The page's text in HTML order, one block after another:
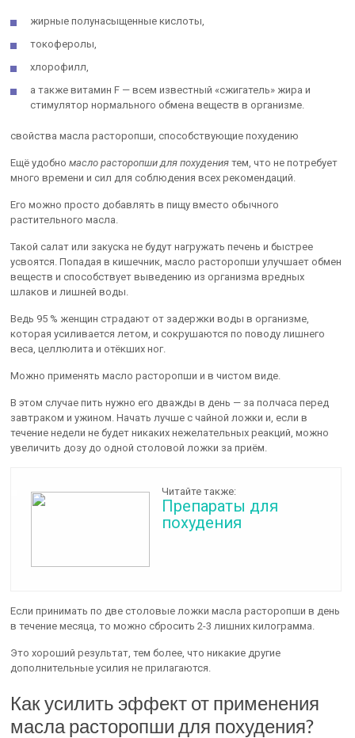
жирные полунасыщенные кислоты,
токоферолы,
хлорофилл,
а также витамин F — всем известный «сжигатель» жира и
стимулятор нормального обмена веществ в организме.
свойства масла расторопши, способствующие похудению
Ещё удобномасло расторопши для похудения тем, что не потребует
много времени и сил для соблюдения всех рекомендаций.
Его можно просто добавлять в пищу вместо обычного
растительного масла.
Такой салат или закуска не будут нагружать печень и быстрее
усвоятся. Попадая в кишечник, масло расторопши улучшает обмен
веществ и способствует выведению из организма вредных
шлаков и лишней воды.
Ведь 95 % женщин страдают от задержки воды в организме,
которая усиливается летом, и сокрушаются по поводу лишнего
веса, целлюлита и отёкших ног.
Можно применять масло расторопши и в чистом виде.
В этом случае пить нужно его дважды в день — за полчаса перед
завтраком и ужином. Начать лучше с чайной ложки и, если в
течение недели не будет никаких нежелательных реакций, можно
увеличить дозу до одной столовой ложки за приём.
Читайте также:
Препараты для
похудения
Если принимать по две столовые ложки масла расторопши в день
в течение месяца, то можно сбросить 2-3 лишних килограмма.
Это хороший результат, тем более, что никакие другие
дополнительные усилия не прилагаются.
Как усилить эффект от применения
масла расторопши для похудения?